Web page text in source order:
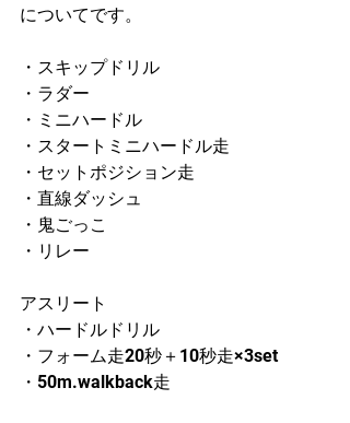
についてです。
・スキップドリル
・ラダー
・ミニハードル
・スタートミニハードル走
・セットポジション走
・直線ダッシュ
・鬼ごっこ
・リレー
アスリート
・ハードルドリル
・フォーム走20秒＋10秒走×3set
・50m.walkback走